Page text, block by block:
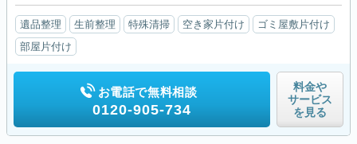
遺品整理 生前整理 特殊清掃 空き家片付け
ゴミ屋敷片付け
部屋片付け
お電話で無料相談
0120-905-734
料金や
サービス
を見る